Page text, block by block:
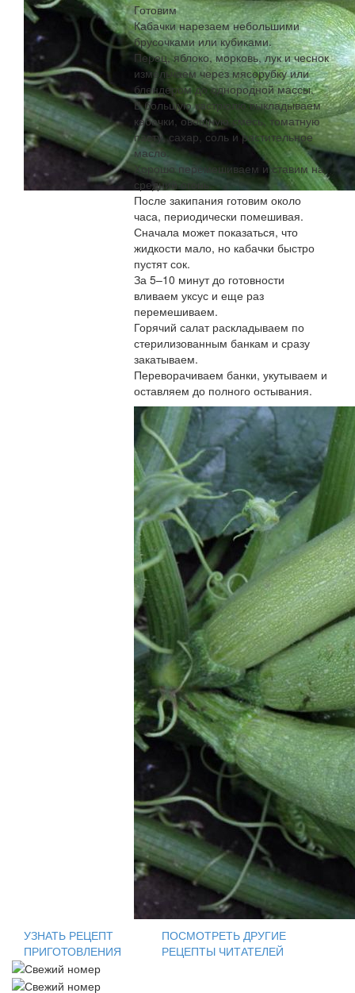
Готовим
Кабачки нарезаем небольшими
брусочками или кубиками.
Перец, яблоко, морковь, лук и чеснок
измельчаем через мясорубку или
блендером до однородной массы.
В большую кастрюлю выкладываем
кабачки, овощную смесь, томатную
пасту, сахар, соль и растительное
масло.
Хорошо перемешиваем и ставим на
средний огонь.
После закипания готовим около
часа, периодически помешивая.
Сначала может показаться, что
жидкости мало, но кабачки быстро
пустят сок.
За 5–10 минут до готовности
вливаем уксус и еще раз
перемешиваем.
Горячий салат раскладываем по
стерилизованным банкам и сразу
закатываем.
Переворачиваем банки, укутываем и
оставляем до полного остывания.
УЗНАТЬ РЕЦЕПТ
ПРИГОТОВЛЕНИЯ
ПОСМОТРЕТЬ ДРУГИЕ
РЕЦЕПТЫ ЧИТАТЕЛЕЙ